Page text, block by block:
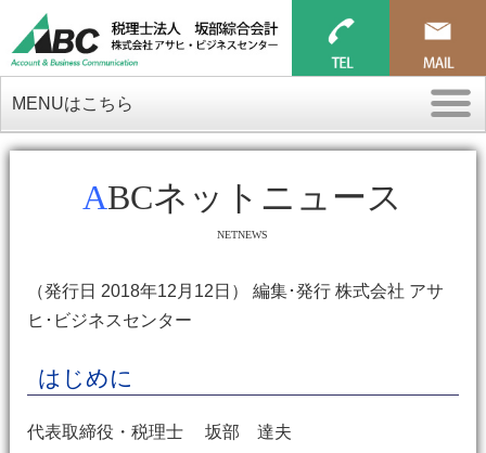
MENUはこちら
ABCネットニュース
NETNEWS
（発行日 2018年12月12日） 編集･発行 株式会社 アサ
ヒ･ビジネスセンター
はじめに
代表取締役・税理士 坂部 達夫